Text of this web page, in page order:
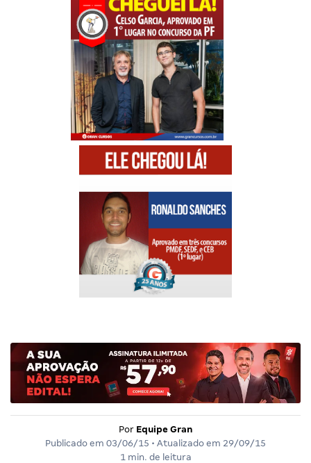
Por Equipe Gran
Publicado em 03/06/15 • Atualizado em 29/09/15
1 min. de leitura